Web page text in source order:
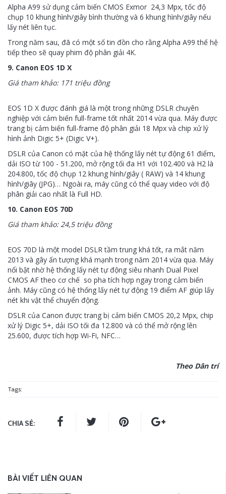
Alpha A99 sử dụng cảm biến CMOS Exmor 24,3 Mpx, tốc độ
chụp 10 khung hình/giây bình thường và 6 khung hình/giây nếu
lấy nét liên tục.
Trong năm sau, đã có một số tin đồn cho rằng Alpha A99 thế hệ
tiếp theo sẽ quay phim độ phân giải 4K.
9. Canon EOS 1D X
Giá tham khảo: 171 triệu đồng
EOS 1D X được đánh giá là một trong những DSLR chuyên
nghiệp với cảm biến full-frame tốt nhất 2014 vừa qua. Máy được
trang bị cảm biến full-frame độ phân giải 18 Mpx và chip xử lý
hình ảnh Digic 5+ (Digic V+).
DSLR của Canon có mặt của hệ thống lấy nét tự động 61 điểm,
dải ISO từ 100 - 51.200, mở rộng tối đa H1 với 102.400 và H2 là
204.800, tốc độ chụp 12 khung hình/giây ( RAW) và 14 khung
hình/giây (JPG)… Ngoài ra, máy cũng có thể quay video với độ
phân giải cao nhất là Full HD.
10. Canon EOS 70D
Giá tham khảo: 24,5 triệu đồng
EOS 70D là một model DSLR tầm trung khá tốt, ra mắt năm
2013 và gây ấn tượng khá mạnh trong năm 2014 vừa qua. Máy
nổi bật nhờ hệ thống lấy nét tự động siêu nhanh Dual Pixel
CMOS AF theo cơ chế so pha tích hợp ngay trong cảm biến
ảnh. Máy cũng có hệ thống lấy nét tự động 19 điểm AF giúp lấy
nét khi vật thể chuyển động.
DSLR của Canon được trang bị cảm biến CMOS 20,2 Mpx, chip
xử lý Digic 5+, dải ISO tối đa 12.800 và có thể mở rộng lên
25.600, được tích hợp Wi-Fi, NFC…
Theo Dân trí
Tags:
CHIA SẺ:
BÀI VIẾT LIÊN QUAN